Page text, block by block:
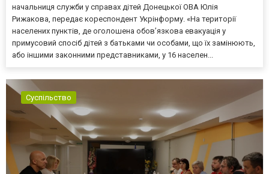
начальниця служби у справах дітей Донецької ОВА Юлія
Рижакова, передає кореспондент Укрінформу. «На території
населених пунктів, де оголошена обов’язкова евакуація у
примусовий спосіб дітей з батьками чи особами, що їх замінюють,
або іншими законними представниками, у 16 населен...
Суспільство